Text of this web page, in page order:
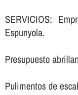
SERVICIOS:
´Espunyola.
Presupuesto
Pulimentos de